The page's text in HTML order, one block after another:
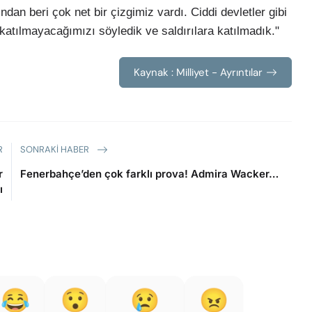
beri çok net bir çizgimiz vardı. Ciddi devletler gibi
söyledik ve saldırılara katılmadık."
Kaynak : Milliyet - Ayrıntılar
SONRAKI HABER
Fenerbahçe’den çok farklı prova! Admira Wacker…